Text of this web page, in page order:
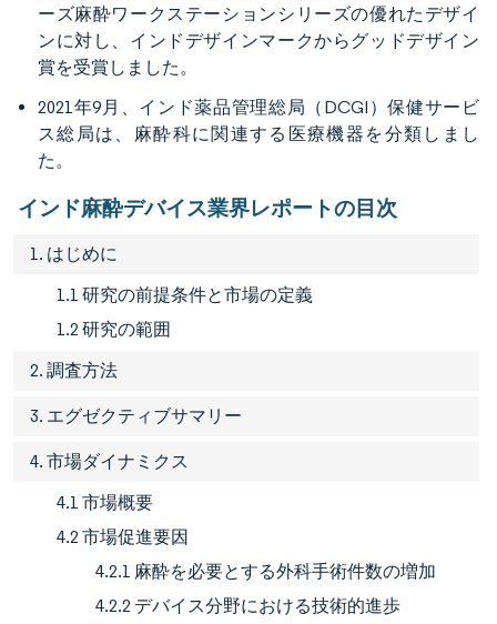
ーズ麻酔ワークステーションシリーズの優れたデザイ
ンに対し、インドデザインマークからグッドデザイン
賞を受賞しました。
2021年9月、インド薬品管理総局（DCGI）保健サービ
ス総局は、麻酔科に関連する医療機器を分類しまし
た。
インド麻酔デバイス業界レポートの目次
1. はじめに
1.1 研究の前提条件と市場の定義
1.2 研究の範囲
2. 調査方法
3. エグゼクティブサマリー
4. 市場ダイナミクス
4.1 市場概要
4.2 市場促進要因
4.2.1 麻酔を必要とする外科手術件数の増加
4.2.2 デバイス分野における技術的進歩